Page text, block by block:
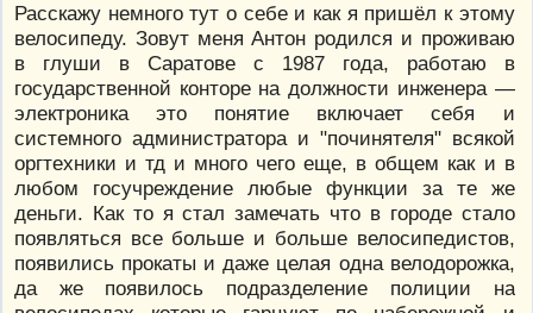
Расскажу немного тут о себе и как я пришёл к этому
велосипеду. Зовут меня Антон родился и проживаю
в глуши в Саратове с 1987 года, работаю в
государственной конторе на должности инженера —
электроника это понятие включает себя и
системного администратора и "починятеля" всякой
оргтехники и тд и много чего еще, в общем как и в
любом госучреждение любые функции за те же
деньги. Как то я стал замечать что в городе стало
появляться все больше и больше велосипедистов,
появились прокаты и даже целая одна велодорожка,
да же появилось подразделение полиции на